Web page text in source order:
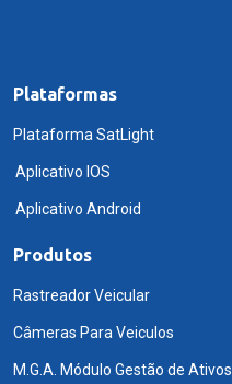
Plataformas
Plataforma SatLight
Aplicativo IOS
Aplicativo Android
Produtos
Rastreador Veicular
Câmeras Para Veiculos
M.G.A. Módulo Gestão de Ativos